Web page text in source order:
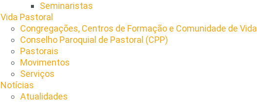
Seminaristas
Vida Pastoral
Congregações, Centros de Formação e Comunidade de Vida
Conselho Paroquial de Pastoral (CPP)​
Pastorais
Movimentos
Serviços
Notícias
Atualidades